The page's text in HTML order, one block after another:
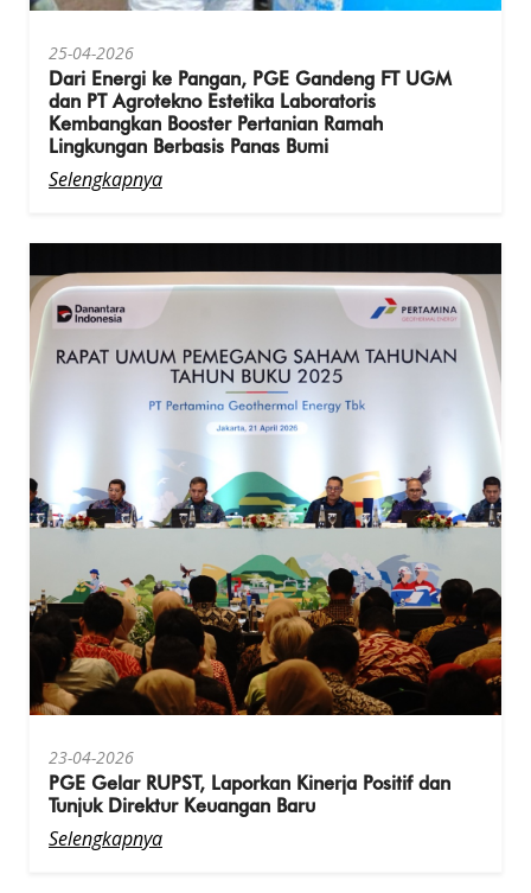
25-04-2026
Dari Energi ke Pangan, PGE Gandeng FT UGM
dan PT Agrotekno Estetika Laboratoris
Kembangkan Booster Pertanian Ramah
Lingkungan Berbasis Panas Bumi
Selengkapnya
23-04-2026
PGE Gelar RUPST, Laporkan Kinerja Positif dan
Tunjuk Direktur Keuangan Baru
Selengkapnya